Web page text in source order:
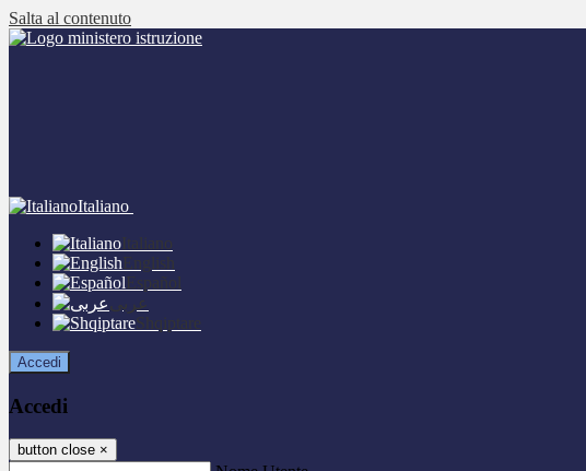
Salta al contenuto
Italiano
Italiano
English
Español
عربى
Shqiptare
Accedi
Accedi
button close ×